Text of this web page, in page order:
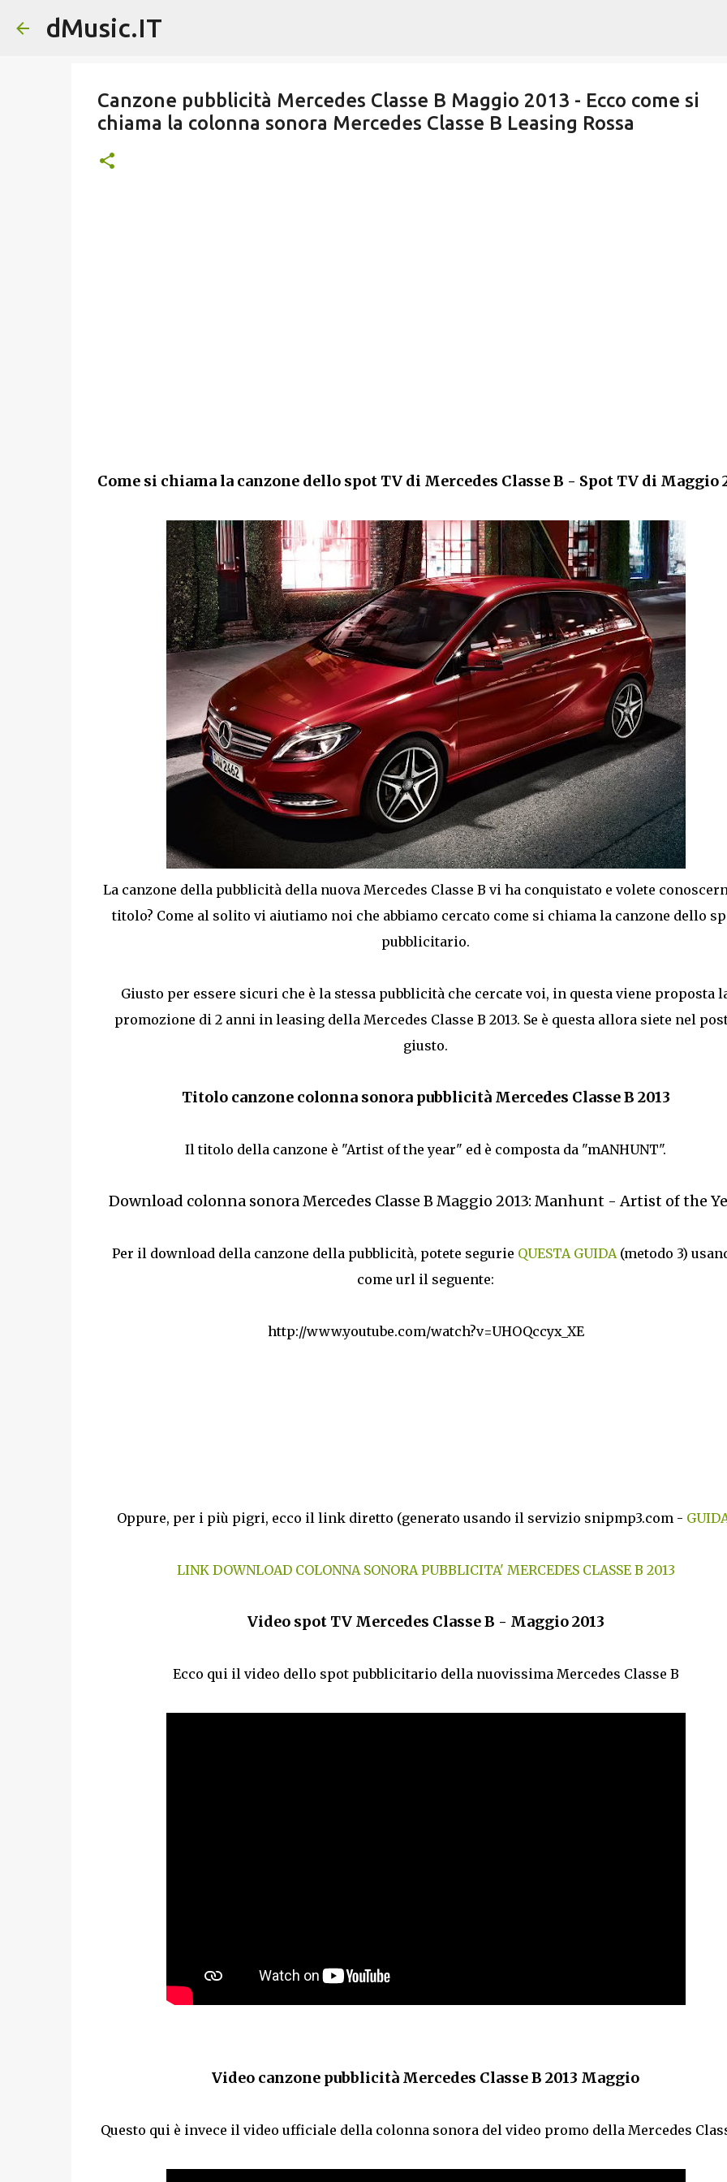
dMusic.IT
Canzone pubblicità Mercedes Classe B Maggio 2013 - Ecco come si
chiama la colonna sonora Mercedes Classe B Leasing Rossa
Come si chiama la canzone dello spot TV di Mercedes Classe B - Spot TV di Maggio
La canzone della pubblicità della nuova Mercedes Classe B vi ha conquistato e volete
titolo? Come al solito vi aiutiamo noi che abbiamo cercato come si chiama la canzone dello
pubblicitario.
Giusto per essere sicuri che è la stessa pubblicità che cercate voi, in questa viene proposta
promozione di 2 anni in leasing della Mercedes Classe B 2013. Se è questa allora siete nel
giusto.
Titolo canzone colonna sonora pubblicità Mercedes Classe B 2013
Il titolo della canzone è "Artist of the year" ed è composta da "mANHUNT".
Download colonna sonora Mercedes Classe B Maggio 2013: Manhunt - Artist of the
Per il download della canzone della pubblicità, potete segurie QUESTA GUIDA(metodo 3)
come url il seguente:
http://www.youtube.com/watch?v=UHOQccyx_XE
Oppure, per i più pigri, ecco il link diretto (generato usando il servizio snipmp3.com -
LINK DOWNLOAD COLONNA SONORA PUBBLICITA' MERCEDES CLASSE B 2013
Video spot TV Mercedes Classe B - Maggio 2013
Ecco qui il video dello spot pubblicitario della nuovissima Mercedes Classe B
Video canzone pubblicità Mercedes Classe B 2013 Maggio
Questo qui è invece il video ufficiale della colonna sonora del video promo della Mercedes